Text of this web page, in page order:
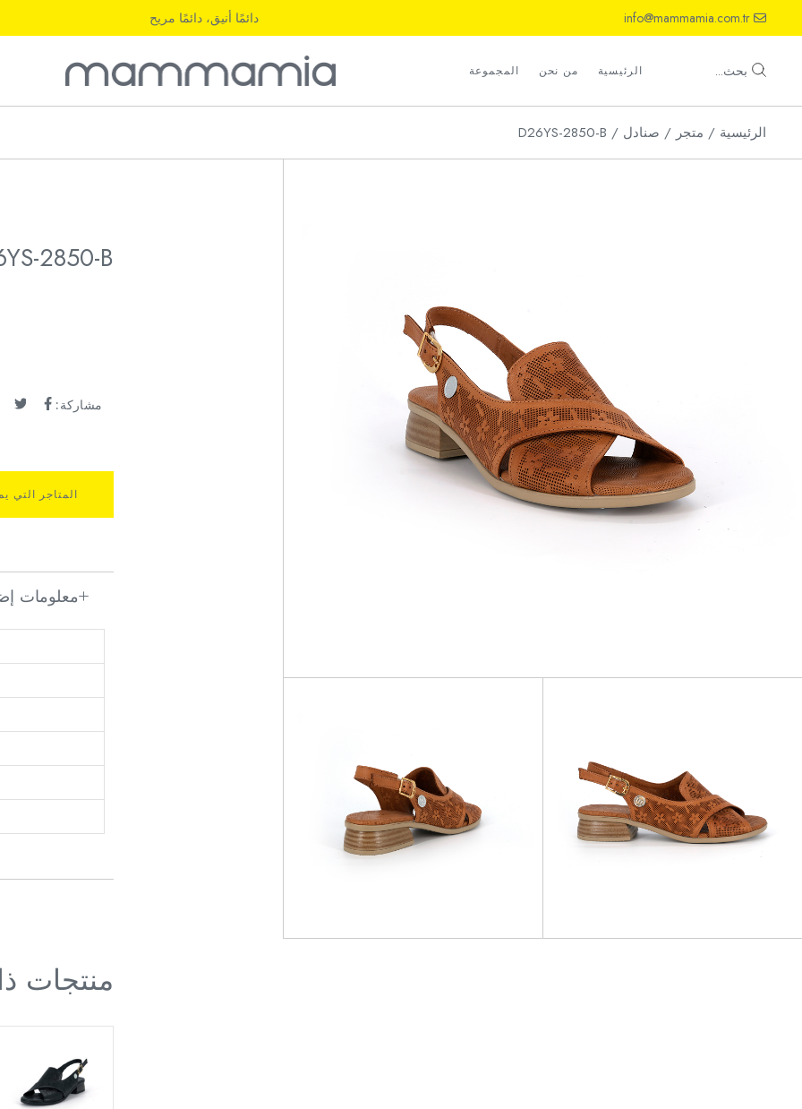
the
info@mammamia.com.tr دائمًا أنيق، دائمًا مريح
بحث... الرئيسية من نحن المجموعة
أحذية
أحذية
صنادل
الرئيسية
متجر صنادل D26YS-2850-B
2850-B
مشاركة:
المتاجر التي
معلومات
منتجات